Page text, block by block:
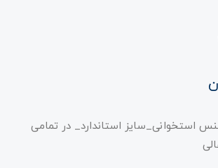
استخوانی_سایز استاندارد_ در تمامی